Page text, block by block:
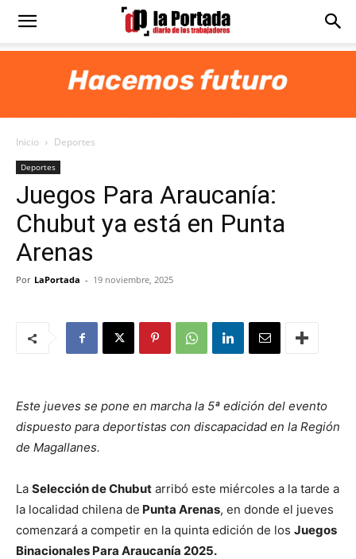
Diario
Portada
Inicio Deportes
Deportes
Juegos Para Araucanía:
Chubut ya está en Punta
Arenas
Por LaPortada - 19 noviembre, 2025
Este jueves se pone en marcha la 5ª edición del evento
dispuesto para deportistas con discapacidad en la Región
de Magallanes.
La Selección de Chubut arribó este miércoles a la tarde a
la localidad chilena de Punta Arenas, en donde el jueves
comenzará a competir en la quinta edición de los Juegos
Binacionales Para Araucanía 2025.